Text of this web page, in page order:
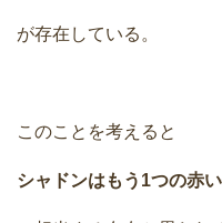
が存在している。
このことを考えると
シャドンはもう1つの赤